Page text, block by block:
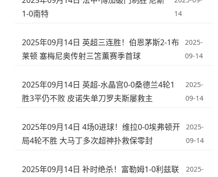
1-0南特
14
2025年09月14日 英超三连胜！伯恩茅斯2-1布
莱顿 塞梅尼奥传射三笘薫赛季首球
2025-
09-14
2025年09月14日 英超-水晶宫0-0桑德兰4轮1
胜3平仍不败 皮诺失单刀罗夫斯屡救主
2025-
09-14
2025年09月14日 4场0进球！维拉0-0埃弗顿开
局4轮不胜 大马丁多次超神扑救保零封
2025-
09-14
2025年09月14日 补时绝杀！富勒姆1-0利兹联
2025-